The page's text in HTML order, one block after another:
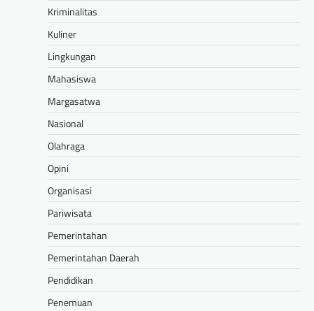
Kriminalitas
Kuliner
Lingkungan
Mahasiswa
Margasatwa
Nasional
Olahraga
Opini
Organisasi
Pariwisata
Pemerintahan
Pemerintahan Daerah
Pendidikan
Penemuan